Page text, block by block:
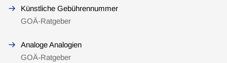
Künstliche Gebührennummer
GOÄ-Ratgeber
Analoge Analogien
GOÄ-Ratgeber